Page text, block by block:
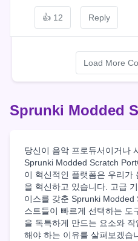
👍 12 Reply
Load More
Sprunki Modded
당신이 음악 프로듀서이거나
Sprunki Modded Scratch
이 혁신적인 플랫폼은 우리가
을 혁신하고 있습니다. 고급
이스를 갖춘 Sprunki Modded
스트들이 빠르게 선택하는 도
을 독특하게 만드는 요소와
해야 하는 이유를 살펴보겠습